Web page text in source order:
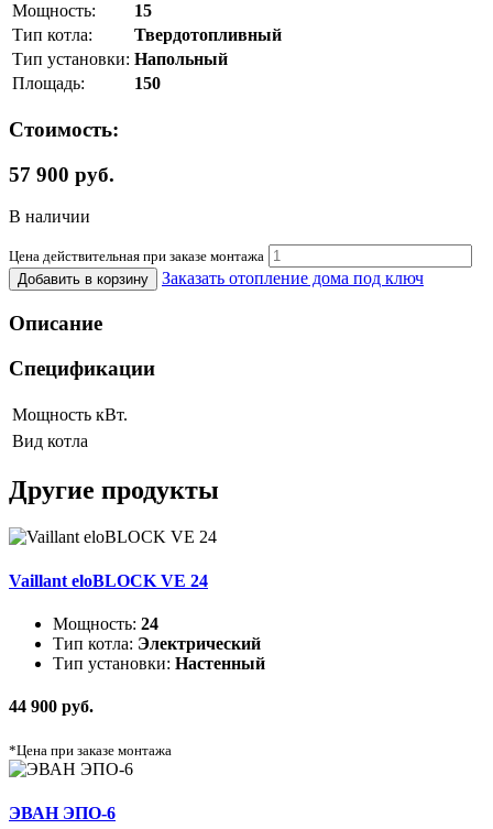
Мощность:
15
Тип котла:
Твердотопливный
Тип установки: Напольный
Площадь:
150
Стоимость:
57 900 руб.
В наличии
Цена действительная при заказе монтажа
Добавить в корзину
Заказать отопление дома под ключ
Описание
Спецификации
Мощность кВт.
Вид котла
Другие продукты
Vaillant eloBLOCK VE 24
Мощность: 24
Тип котла: Электрический
Тип установки: Настенный
44 900 руб.
*Цена при заказе монтажа
ЭВАН ЭПО-6